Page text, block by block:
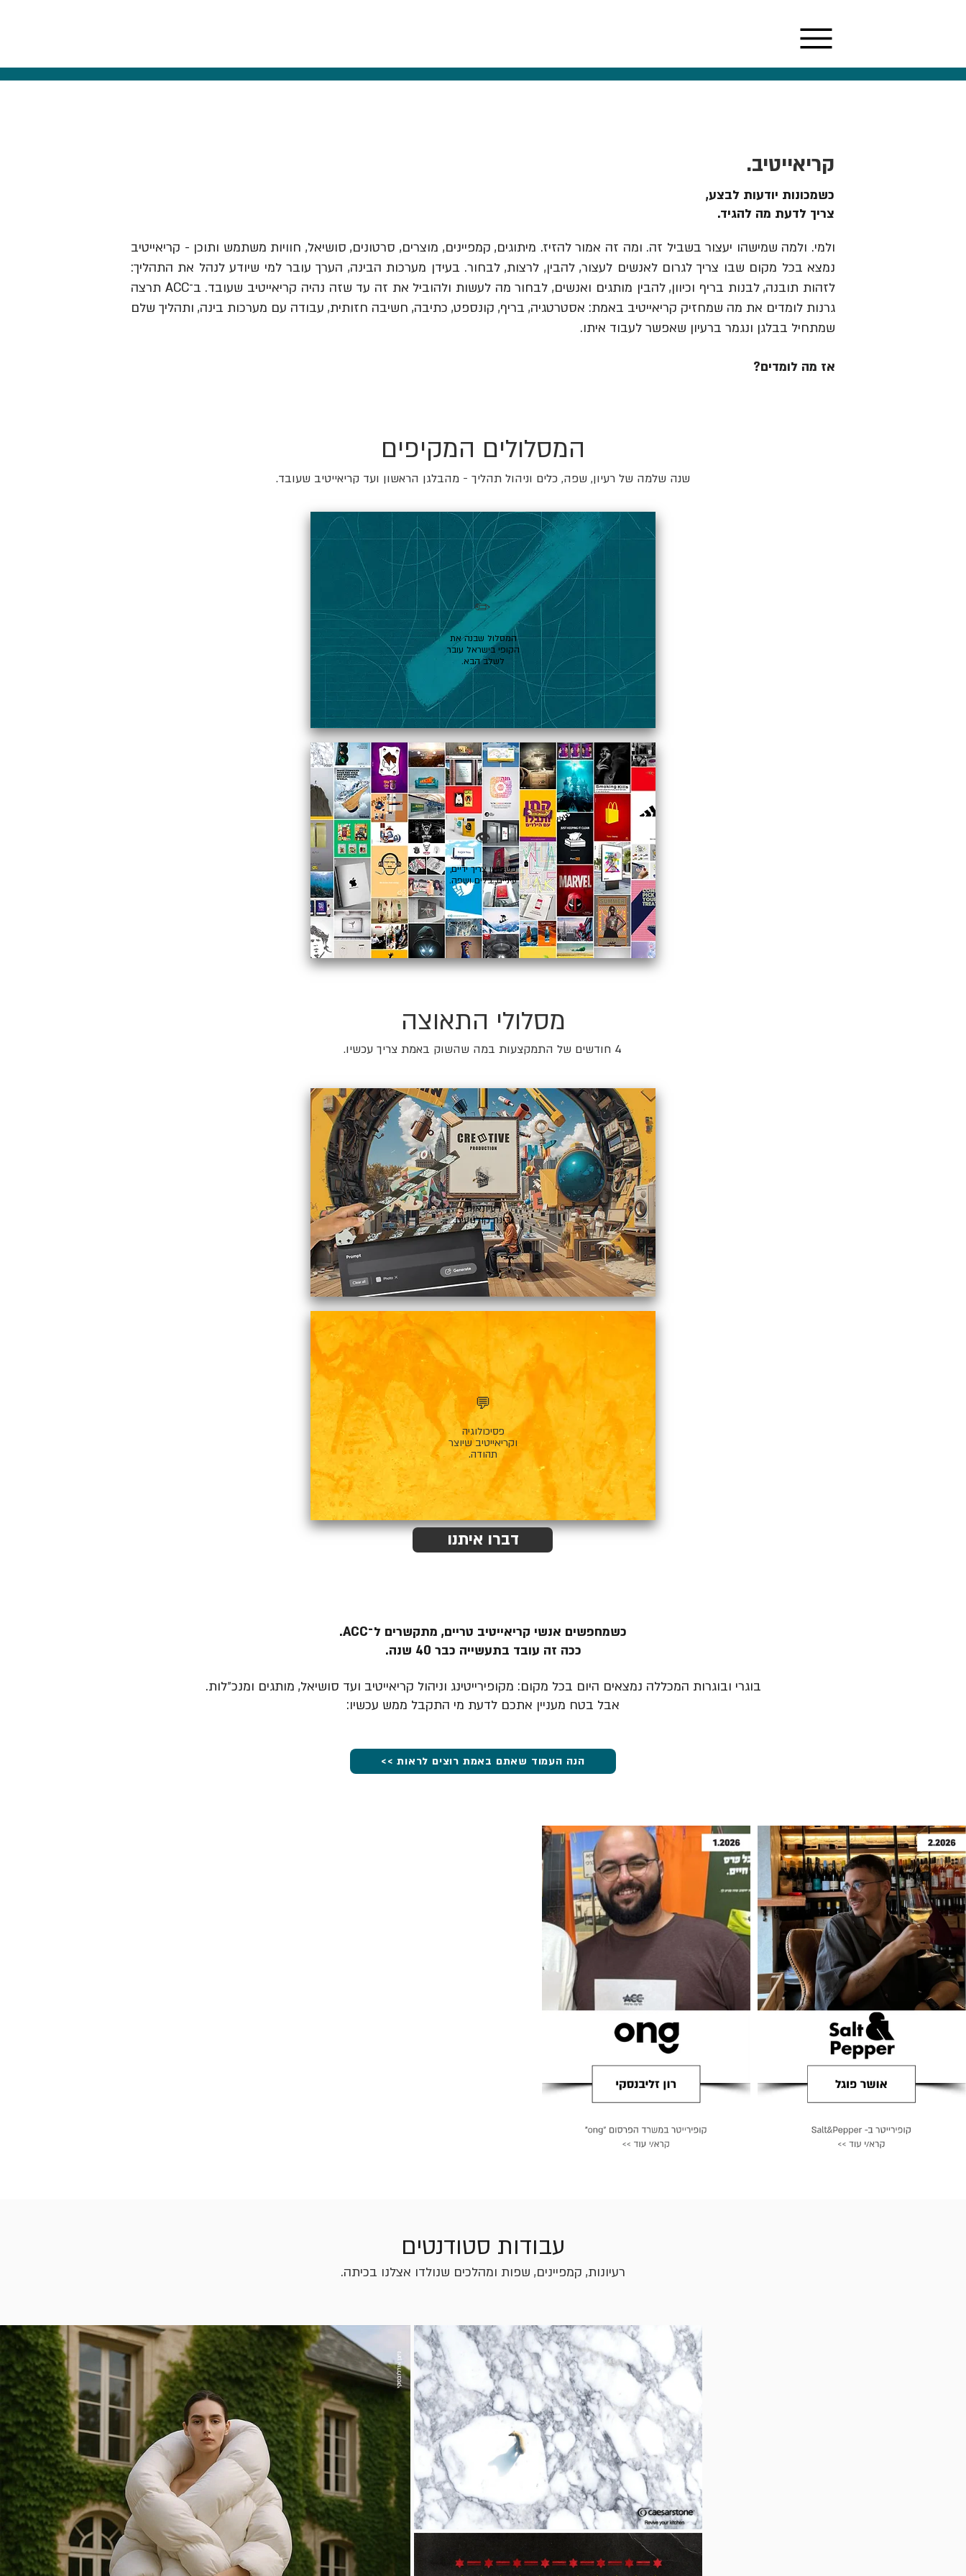
קריאייטיב.
כשמכונות יודעות לבצע,
צריך לדעת מה להגיד.
ולמי. ולמה שמישהו יעצור בשביל זה. ומה זה אמור להזיז. מיתוגים, קמפיינים, מוצרים, סרטונים, סושיאל, חוויות משתמש ותוכן - קריאייטיב
נמצא בכל מקום שבו צריך לגרום לאנשים לעצור, להבין, לרצות, לבחור. בעידן מערכות הבינה, הערך עובר למי שיודע לנהל את התהליך:
לזהות תובנה, לבנות בריף וכיוון, להבין מותגים ואנשים, לבחור מה לעשות ולהוביל את זה עד שזה נהיה קריאייטיב שעובד. ב־ACC תרצה
גרנות לומדים את מה שמחזיק קריאייטיב באמת: אסטרטגיה, בריף, קונספט, כתיבה, חשיבה חזותית, עבודה עם מערכות בינה, ותהליך שלם
שמתחיל בבלגן ונגמר ברעיון שאפשר לעבוד איתו.
אז מה לומדים?
המסלולים המקיפים
שנה שלמה של רעיון, שפה, כלים וניהול תהליך - מהבלגן הראשון ועד קריאייטיב שעובד.
✏️
המסלול שבנה את
הקופי בישראל עובר
לשלב הבא.
👁️
כשרעיון צריך ידיים,
עיניים, כלים ושפה.
מסלולי התאוצה
4 חודשים של התמקצעות במה שהשוק באמת צריך עכשיו.
🎬
רעיונאות
ובינה קולנועית.
💬
פסיכולוגיה
וקריאייטיב שיוצר
תהודה.
דברו איתנו
כשמחפשים אנשי קריאייטיב טריים, מתקשרים ל־ACC.
ככה זה עובד בתעשייה כבר 40 שנה.
בוגרי ובוגרות המכללה נמצאים היום בכל מקום: מקופירייטינג וניהול קריאייטיב ועד סושיאל, מותגים ומנכ״לות.
אבל בטח מעניין אתכם לדעת מי התקבל ממש עכשיו:
הנה העמוד שאתם באמת רוצים לראות >>
עבודות סטודנטים
רעיונות, קמפיינים, שפות ומהלכים שנולדו אצלנו בכיתה.